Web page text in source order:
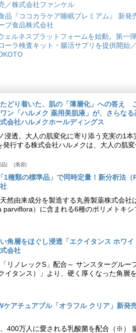
／株式会社ファンケル
品『ココカラケア睡眠プレミアム』 新発
プ食品株式会社
ェルネスプラットフォームを始動。第一
ーラ検査キット・腸活サプリを提供開始
どり着いた、肌の「薄層化」への答え
ン「ハルメク 薬用美肌液」が、さらなる
会社ハルメクホールディングス
浸透。大人の肌変化に寄り添う充実の1本
行する株式会社ハルメクは、大人の肌変
品 美容
1種類の標準品」で同時定量！新分析法（
然由来成分を製造する丸善製薬株式会社
）に含まれる6種のポリメトキシ
角層をほぐし浸透「エクイタンス ホワイ
会社
リノレックS」配合～ サンスターグルー
イタンス）」より、硬く厚くなった角層
ケアチュアブル「オラフル クリア」新発
400万人に愛される乳酸菌を配合（※）